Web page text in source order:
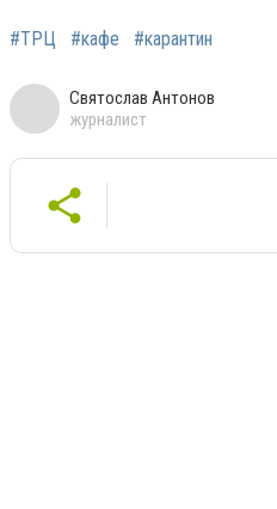
#ТРЦ #кафе #карантин
Святослав Антонов
журналист